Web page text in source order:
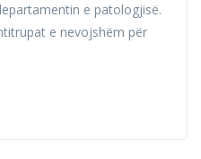
e patologjisë.
e nevojshëm për